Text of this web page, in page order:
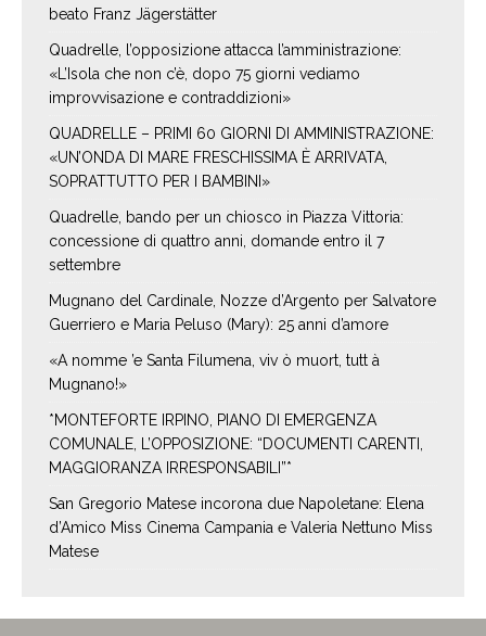
beato Franz Jägerstätter
Quadrelle, l’opposizione attacca l’amministrazione:
«L’Isola che non c’è, dopo 75 giorni vediamo
improvvisazione e contraddizioni»
QUADRELLE – PRIMI 60 GIORNI DI AMMINISTRAZIONE:
«UN’ONDA DI MARE FRESCHISSIMA È ARRIVATA,
SOPRATTUTTO PER I BAMBINI»
Quadrelle, bando per un chiosco in Piazza Vittoria:
concessione di quattro anni, domande entro il 7
settembre
Mugnano del Cardinale, Nozze d’Argento per Salvatore
Guerriero e Maria Peluso (Mary): 25 anni d’amore
«A nomme ’e Santa Filumena, viv ò muort, tutt à
Mugnano!»
*MONTEFORTE IRPINO, PIANO DI EMERGENZA
COMUNALE, L’OPPOSIZIONE: “DOCUMENTI CARENTI,
MAGGIORANZA IRRESPONSABILI”*
San Gregorio Matese incorona due Napoletane: Elena
d’Amico Miss Cinema Campania e Valeria Nettuno Miss
Matese